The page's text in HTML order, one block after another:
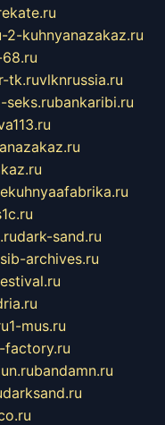
2-kuhnyanazakaz.ru
tk.ruvlknrussia.ru
seks.rubankaribi.ru
dark-sand.ru
sib-archives.ru
1-mus.ru
factory.ru
bandamn.ru
darksand.ru